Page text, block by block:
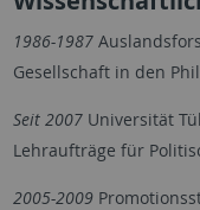
1986-1987
Gesellschaft in den
Seit 2007Universität
Lehraufträge für
2005-2009